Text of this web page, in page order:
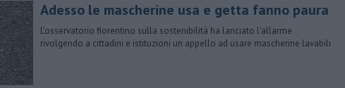
Adesso le mascherine usa e getta fanno paura
L’osservatorio fiorentino sulla sostenibilità ha lanciato l'allarme
rivolgendo a cittadini e istituzioni un appello ad usare mascherine lavabili